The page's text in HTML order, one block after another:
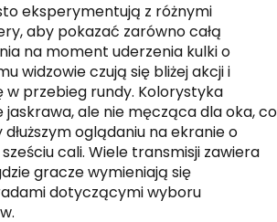
eksperymentują z różnymi
aby pokazać zarówno całą
na moment uderzenia kulki o
widzowie czują się bliżej akcji i
w przebieg rundy. Kolorystyka
jaskrawa, ale nie męcząca dla oka, co
oglądaniu na ekranie o
cali. Wiele transmisji zawiera
gracze wymieniają się
dotyczącymi wyboru